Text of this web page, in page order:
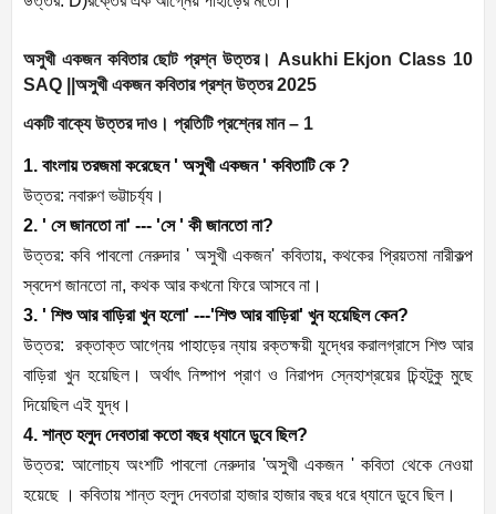
অসুখী একজন কবিতার ছোট প্রশ্ন উত্তর। Asukhi Ekjon Class 10
SAQ ||অসুখী একজন কবিতার প্রশ্ন উত্তর 2025
একটি বাক্যে উত্তর দাও। প্রতিটি প্রশ্নের মান – 1
1. বাংলায় তরজমা করেছেন ' অসুখী একজন ' কবিতাটি কে ?
উত্তর: নবারুণ ভট্টাচর্য্য।
2. ' সে জানতো না' --- 'সে ' কী জানতো না?
উত্তর: কবি পাবলো নেরুদার ' অসুখী একজন' কবিতায়, কথকের প্রিয়তমা নারীকল্প
স্বদেশ জানতো না, কথক আর কখনো ফিরে আসবে না।
3. ' শিশু আর বাড়িরা খুন হলো' ---'শিশু আর বাড়িরা' খুন হয়েছিল কেন?
উত্তর: রক্তাক্ত আগ্নেয় পাহাড়ের ন্যায় রক্তক্ষয়ী যুদ্ধের করালগ্রাসে শিশু আর
বাড়িরা খুন হয়েছিল। অর্থাৎ নিষ্পাপ প্রাণ ও নিরাপদ স্নেহাশ্রয়ের চিন্হটুকু মুছে
দিয়েছিল এই যুদ্ধ।
4. শান্ত হলুদ দেবতারা কতো বছর ধ্যানে ডুবে ছিল?
উত্তর: আলোচ্য অংশটি পাবলো নেরুদার 'অসুখী একজন ' কবিতা থেকে নেওয়া
হয়েছে । কবিতায় শান্ত হলুদ দেবতারা হাজার হাজার বছর ধরে ধ্যানে ডুবে ছিল।